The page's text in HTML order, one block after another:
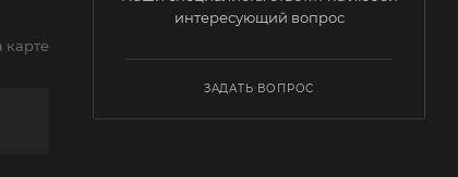
карте
интересующий вопрос
ЗАДАТЬ ВОПРОС